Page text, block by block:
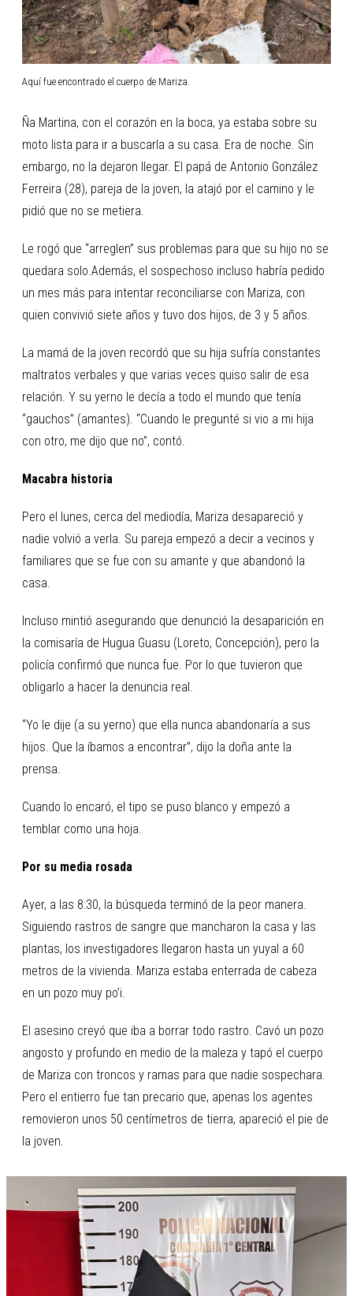
Aquí fue encontrado el cuerpo de Mariza.
Ña Martina, con el corazón en la boca, ya estaba sobre su
moto lista para ir a buscarla a su casa. Era de noche. Sin
embargo, no la dejaron llegar. El papá de Antonio González
Ferreira (28), pareja de la joven, la atajó por el camino y le
pidió que no se metiera.
Le rogó que “arreglen” sus problemas para que su hijo no se
quedara solo.Además, el sospechoso incluso habría pedido
un mes más para intentar reconciliarse con Mariza, con
quien convivió siete años y tuvo dos hijos, de 3 y 5 años.
La mamá de la joven recordó que su hija sufría constantes
maltratos verbales y que varias veces quiso salir de esa
relación. Y su yerno le decía a todo el mundo que tenía
“gauchos” (amantes). “Cuando le pregunté si vio a mi hija
con otro, me dijo que no”, contó.
Macabra historia
Pero el lunes, cerca del mediodía, Mariza desapareció y
nadie volvió a verla. Su pareja empezó a decir a vecinos y
familiares que se fue con su amante y que abandonó la
casa.
Incluso mintió asegurando que denunció la desaparición en
la comisaría de Hugua Guasu (Loreto, Concepción), pero la
policía confirmó que nunca fue. Por lo que tuvieron que
obligarlo a hacer la denuncia real.
“Yo le dije (a su yerno) que ella nunca abandonaría a sus
hijos. Que la íbamos a encontrar”, dijo la doña ante la
prensa.
Cuando lo encaró, el tipo se puso blanco y empezó a
temblar como una hoja.
Por su media rosada
Ayer, a las 8:30, la búsqueda terminó de la peor manera.
Siguiendo rastros de sangre que mancharon la casa y las
plantas, los investigadores llegaron hasta un yuyal a 60
metros de la vivienda. Mariza estaba enterrada de cabeza
en un pozo muy po’i.
El asesino creyó que iba a borrar todo rastro. Cavó un pozo
angosto y profundo en medio de la maleza y tapó el cuerpo
de Mariza con troncos y ramas para que nadie sospechara.
Pero el entierro fue tan precario que, apenas los agentes
removieron unos 50 centímetros de tierra, apareció el pie de
la joven.